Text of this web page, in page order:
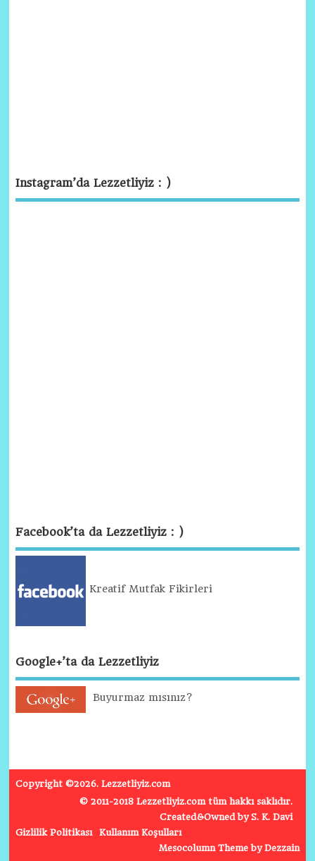
Instagram’da Lezzetliyiz : )
Facebook’ta da Lezzetliyiz : )
Kreatif Mutfak Fikirleri
Google+’ta da Lezzetliyiz
Buyurmaz mısınız?
Copyright ©2026. Lezzetliyiz.com
© 2011-2018 Lezzetliyiz.com tüm hakkı saklıdır.
Created&Owned by S. K. Davi
Gizlilik Politikası
Kullanım Koşulları
Mesocolumn Theme by Dezzain